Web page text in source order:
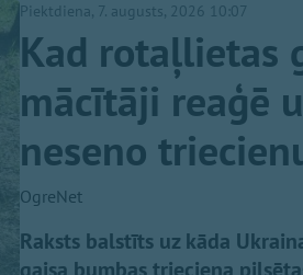
Piektdiena, 7. augusts, 2026 10:07
Kad rotaļlietas
mācītāji reaģē
neseno
OgreNet
Raksts balstīts uz kāda